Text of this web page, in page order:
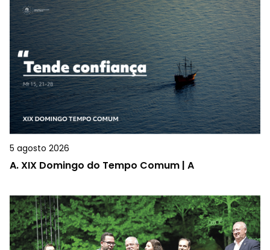
5 agosto 2026
A.XIX Domingo do Tempo Comum | A